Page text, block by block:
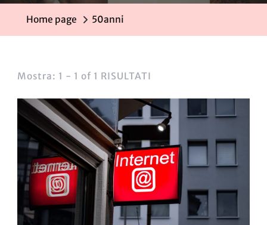
Home page 50anni
Mostra: 1 - 1 of 1 RISULTATI